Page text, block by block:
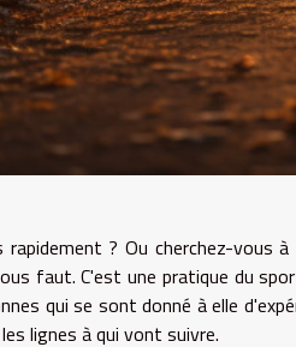
rapidement ? Ou cherchez-
faut. C'est une pratique du
qui se sont donné à elle
lignes à qui vont suivre.